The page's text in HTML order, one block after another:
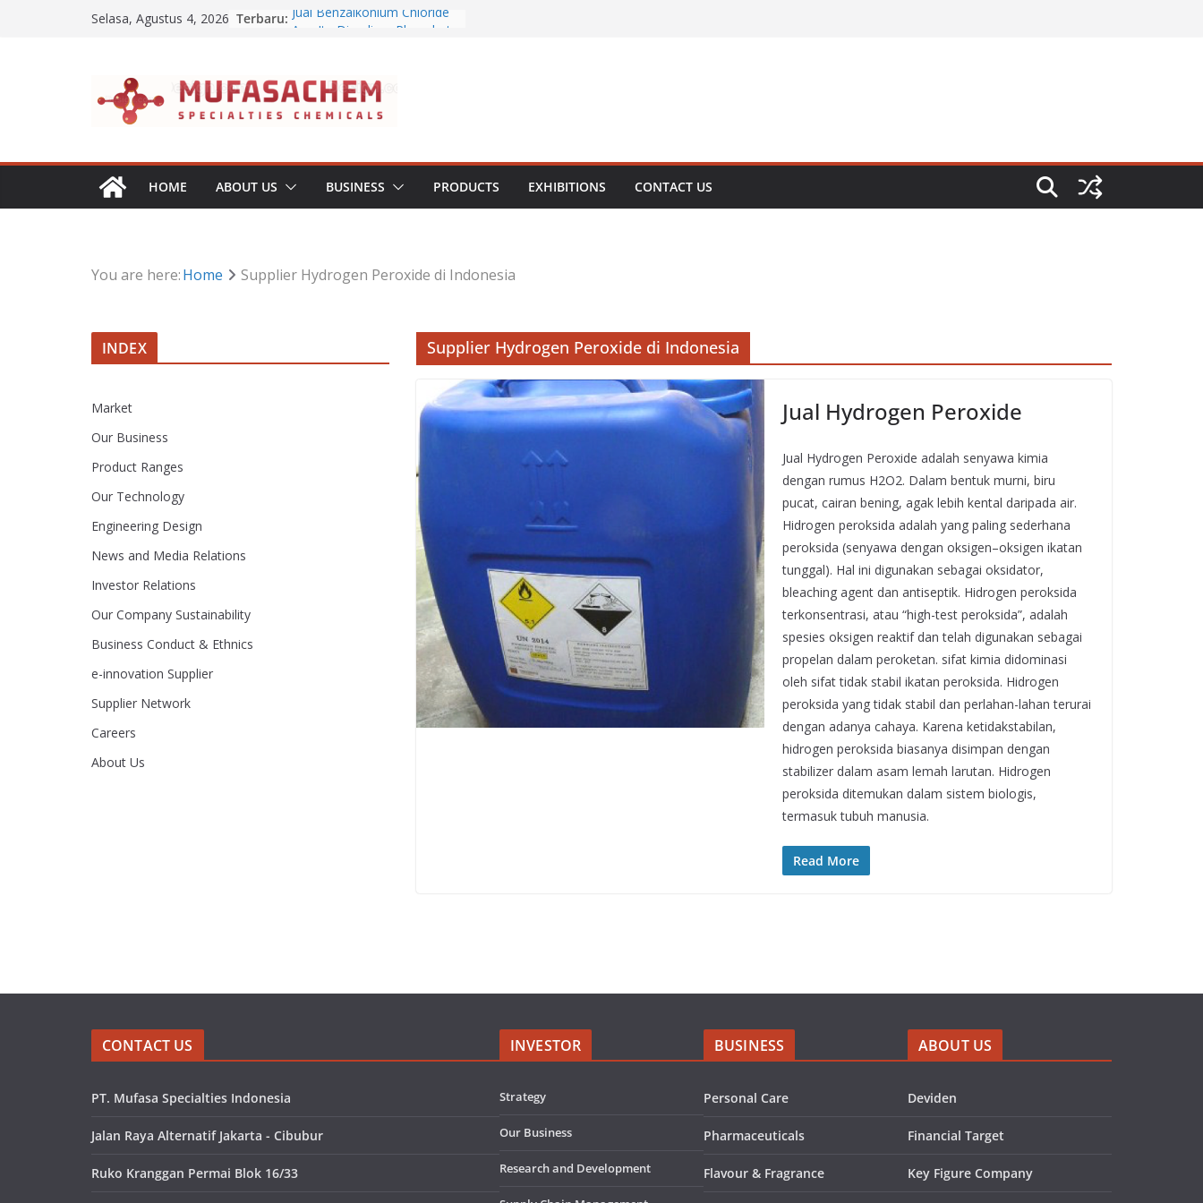
Selasa, Agustus 4, 2026 Terbaru: Jual Benzalkonium Chloride
Jual Sodium Alginate
HOME ABOUT US BUSINESS PRODUCTS EXHIBITIONS CONTACT US
You are here:Home Supplier Hydrogen Peroxide di Indonesia
Supplier Hydrogen Peroxide di Indonesia
Jual Hydrogen Peroxide
Jual Hydrogen Peroxide adalah senyawa kimia
dengan rumus H2O2. Dalam bentuk murni, biru
pucat, cairan bening, agak lebih kental daripada air.
Hidrogen peroksida adalah yang paling sederhana
peroksida (senyawa dengan oksigen–oksigen ikatan
tunggal). Hal ini digunakan sebagai oksidator,
bleaching agent dan antiseptik. Hidrogen peroksida
terkonsentrasi, atau “high-test peroksida”, adalah
spesies oksigen reaktif dan telah digunakan sebagai
propelan dalam peroketan. sifat kimia didominasi
oleh sifat tidak stabil ikatan peroksida. Hidrogen
peroksida yang tidak stabil dan perlahan-lahan terurai
dengan adanya cahaya. Karena ketidakstabilan,
hidrogen peroksida biasanya disimpan dengan
stabilizer dalam asam lemah larutan. Hidrogen
peroksida ditemukan dalam sistem biologis,
termasuk tubuh manusia.
Read More
INDEX
Market
Our Business
Product Ranges
Our Technology
Engineering Design
News and Media Relations
Investor Relations
Our Company Sustainability
Business Conduct & Ethnics
e-innovation Supplier
Supplier Network
Careers
About Us
CONTACT US
PT. Mufasa Specialties Indonesia
Jalan Raya Alternatif Jakarta - Cibubur
Ruko Kranggan Permai Blok 16/33
INVESTOR
Strategy
Our Business
Research and Development
BUSINESS
Personal Care
Pharmaceuticals
Flavour & Fragrance
ABOUT US
Deviden
Financial Target
Key Figure Company